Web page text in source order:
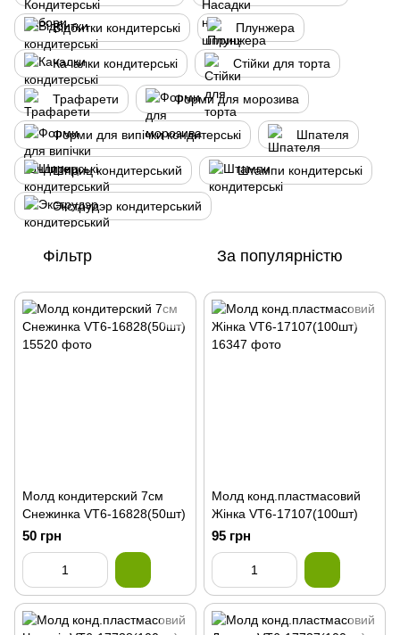
Відбитки кондитерські Плунжера
Качалки кондитерські Стійки для торта
Трафарети Форми для морозива
Форми для випічки кондитерські Шпателя
Шприц кондитерський Штампи кондитерські
Экструдэр кондитерський
Фільтр За популярністю
Молд кондитерский 7см
Снежинка VT6-16828(50шт)
50 грн
Молд конд.пластмасовий
Жінка VT6-17107(100шт)
95 грн